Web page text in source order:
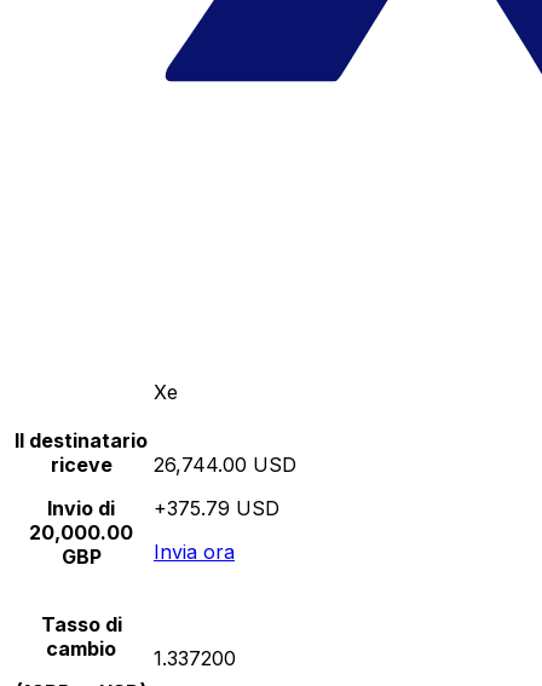
Xe
Il destinatario
riceve
Invio di
20,000.00
GBP
26,744.00 USD
+375.79 USD
Invia ora
Tasso di
cambio
1.337200